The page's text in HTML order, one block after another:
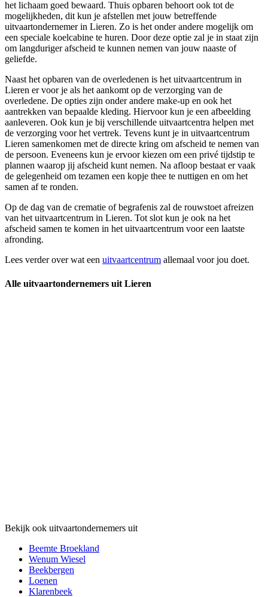
het lichaam goed bewaard. Thuis opbaren behoort ook tot de
mogelijkheden, dit kun je afstellen met jouw betreffende
uitvaartondernemer in Lieren. Zo is het onder andere mogelijk om
een speciale koelcabine te huren. Door deze optie zal je in staat zijn
om langduriger afscheid te kunnen nemen van jouw naaste of
geliefde.
Naast het opbaren van de overledenen is het uitvaartcentrum in
Lieren er voor je als het aankomt op de verzorging van de
overledene. De opties zijn onder andere make-up en ook het
aantrekken van bepaalde kleding. Hiervoor kun je een afbeelding
aanleveren. Ook kun je bij verschillende uitvaartcentra helpen met
de verzorging voor het vertrek. Tevens kunt je in uitvaartcentrum
Lieren samenkomen met de directe kring om afscheid te nemen van
de persoon. Eveneens kun je ervoor kiezen om een privé tijdstip te
plannen waarop jij afscheid kunt nemen. Na afloop bestaat er vaak
de gelegenheid om tezamen een kopje thee te nuttigen en om het
samen af te ronden.
Op de dag van de crematie of begrafenis zal de rouwstoet afreizen
van het uitvaartcentrum in Lieren. Tot slot kun je ook na het
afscheid samen te komen in het uitvaartcentrum voor een laatste
afronding.
Lees verder over wat een uitvaartcentrum allemaal voor jou doet.
Alle uitvaartondernemers uit Lieren
Bekijk ook uitvaartondernemers uit
Beemte Broekland
Wenum Wiesel
Beekbergen
Loenen
Klarenbeek